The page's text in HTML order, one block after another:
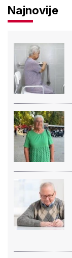
Najnovije